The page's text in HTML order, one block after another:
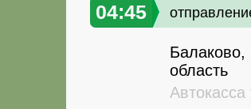
04:45
Балаково,
область